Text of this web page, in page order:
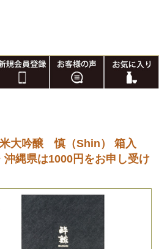
大吟醸 慎（Shin） 箱入
縄県は1000円をお申し受け